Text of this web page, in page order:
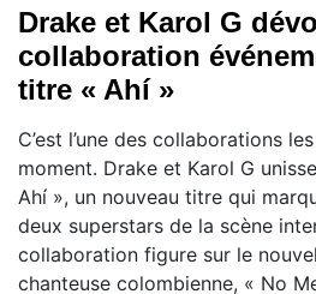
Drake et Karol G
collaboration
titre « Ahí »
C’est l’une des collaborations
moment. Drake et Karol G
Ahí », un nouveau titre qui
deux superstars de la scène
collaboration figure sur le
chanteuse colombienne, « No